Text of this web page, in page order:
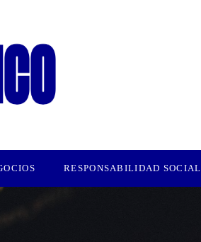
RESPONSABILIDAD SOCIAL